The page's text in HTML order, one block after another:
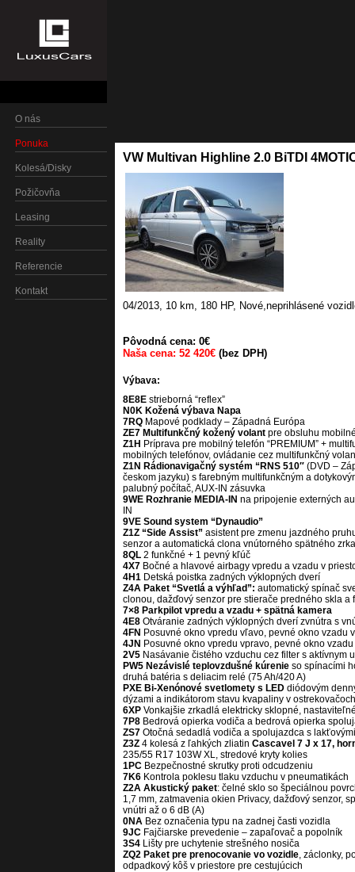
O nás
Ponuka
Kolesá/Disky
Požičovňa
Leasing
Reality
Referencie
Kontakt
VW Multivan Highline 2.0 BiTDI
04/2013, 10 km, 180 HP, Nové,neprihlásené
Pôvodná cena: 0€
Naša cena: 52 420€ (bez DPH)
Výbava:
8E8E strieborná “reflex”
N0K Kožená výbava Napa
7RQ Mapové podklady – Západná Európa
ZE7 Multifunkčný kožený volant pre obsluhu
Z1H Príprava pre mobilný telefón “PREMIUM” +
mobilných telefónov, ovládanie cez multifunkčný
Z1N Rádionavigačný systém “RNS 510″ (DVD –
českom jazyku) s farebným multifunkčným a
palubný počítač, AUX-IN zásuvka
9WE Rozhranie MEDIA-IN na pripojenie externých
IN
9VE Sound system “Dynaudio”
Z1Z “Side Assist” asistent pre zmenu jazdného
senzor a automatická clona vnútorného spätného
8QL 2 funkčné + 1 pevný kľúč
4X7 Bočné a hlavové airbagy vpredu a vzadu v
4H1 Detská poistka zadných výklopných dverí
Z4A Paket “Svetlá a výhľad”: automatický spínač
clonou, dažďový senzor pre stierače predného skla a
7×8 Parkpilot vpredu a vzadu + spätná kamera
4E8 Otváranie zadných výklopných dverí zvnútra s
4FN Posuvné okno vpredu vľavo, pevné okno vzadu
4JN Posuvné okno vpredu vpravo, pevné okno
2V5 Nasávanie čistého vzduchu cez filter s aktívnym
PW5 Nezávislé teplovzdušné kúrenie so spínacími
druhá batéria s deliacim relé (75 Ah/420 A)
PXE Bi-Xenónové svetlomety s LED diódovým
dýzami a indikátorom stavu kvapaliny v ostrekovačoch
6XP Vonkajšie zrkadlá elektricky sklopné,
7P8 Bedrová opierka vodiča a bedrová opierka
ZS7 Otočná sedadlá vodiča a spolujazdca s
Z3Z 4 kolesá z ľahkých zliatin Cascavel 7 J x 17,
235/55 R17 103W XL, stredové kryty kolies
1PC Bezpečnostné skrutky proti odcudzeniu
7K6 Kontrola poklesu tlaku vzduchu v pneumatikách
Z2A Akustický paket: čelné sklo so špeciálnou
1,7 mm, zatmavenia okien Privacy, dažďový senzor,
vnútri až o 6 dB (A)
0NA Bez označenia typu na zadnej časti vozidla
9JC Fajčiarske prevedenie – zapaľovač a popolník
3S4 Lišty pre uchytenie strešného nosiča
ZQ2 Paket pre prenocovanie vo vozidle, záclonky,
odpadkový kôš v priestore pre cestujúcich